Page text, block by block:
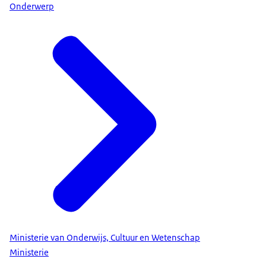
Onderwerp
Ministerie van Onderwijs, Cultuur en Wetenschap
Ministerie